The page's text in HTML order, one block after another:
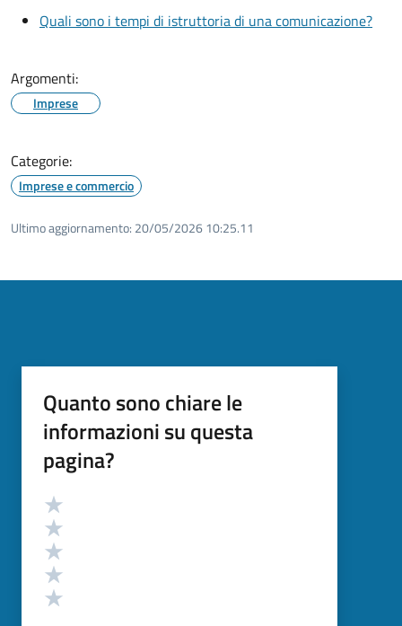
Quali sono i tempi di istruttoria di una comunicazione?
Argomenti:
Imprese
Categorie:
Imprese e commercio
Ultimo aggiornamento: 20/05/2026 10:25.11
Quanto sono chiare le
informazioni su questa
pagina?
Valutazione